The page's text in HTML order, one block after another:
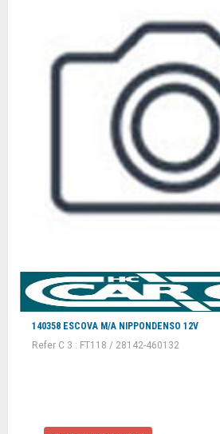
140358 ESCOVA M/A NIPPONDENSO 12V
Refer C 3 : FT118 / 28142-460132